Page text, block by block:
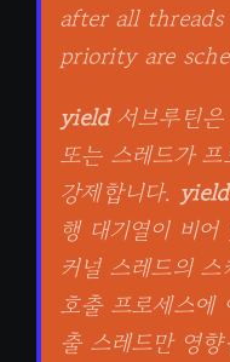
after all
priority are
yield서브루틴은
또는 스레드가
강제합니다. yield
행 대기열이 비
커널 스레드의
호출 프로세스에
출 스레드만 영